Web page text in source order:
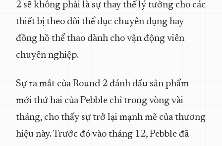
2 sẽ không phải là sự thay thế lý tưởng cho các
thiết bị theo dõi thể dục chuyên dụng hay
đồng hồ thể thao dành cho vận động viên
chuyên nghiệp.
Sự ra mắt của Round 2 đánh dấu sản phẩm
mới thứ hai của Pebble chỉ trong vòng vài
tháng, cho thấy sự trở lại mạnh mẽ của thương
hiệu này. Trước đó vào tháng 12, Pebble đã